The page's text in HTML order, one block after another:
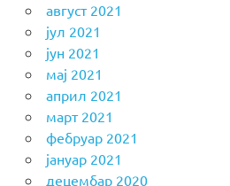
август 2021
јул 2021
јун 2021
мај 2021
април 2021
март 2021
фебруар 2021
јануар 2021
децембар 2020